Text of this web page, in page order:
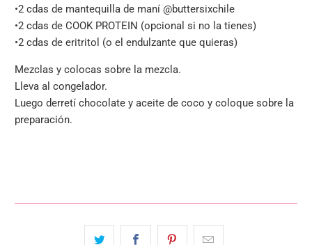
•2 cdas de mantequilla de maní @buttersixchile
•2 cdas de COOK PROTEIN (opcional si no la tienes)
•2 cdas de eritritol (o el endulzante que quieras)
Mezclas y colocas sobre la mezcla.
Lleva al congelador.
Luego derretí chocolate y aceite de coco y coloque sobre la
preparación.